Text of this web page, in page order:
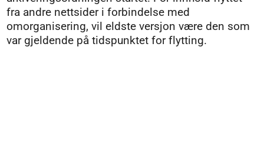
fra andre nettsider i forbindelse med
omorganisering, vil eldste versjon være den som
var gjeldende på tidspunktet for flytting.